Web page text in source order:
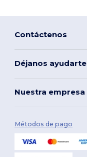
Contáctenos
Déjanos ayudarte
Nuestra empresa
Métodos de pago